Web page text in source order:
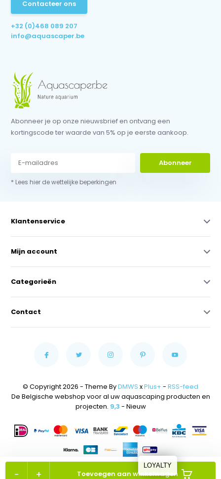
+
- Toevoegen aan winkelwagen
Contacteer ons
+32 (0)468 089 207
info@aquascaper.be
Abonneer je op onze nieuwsbrief en ontvang een
kortingscode ter waarde van 5% op je eerste aankoop.
Abonneer
* Lees hier de wettelijke beperkingen
Klantenservice
Mijn account
Categorieën
Contact
© Copyright 2026 - Theme ByDMWS xPlus+ - RSS-feed
De Belgische webshop voor al uw aquascaping producten en
projecten. 9,3 - Nieuw
LOYALTY